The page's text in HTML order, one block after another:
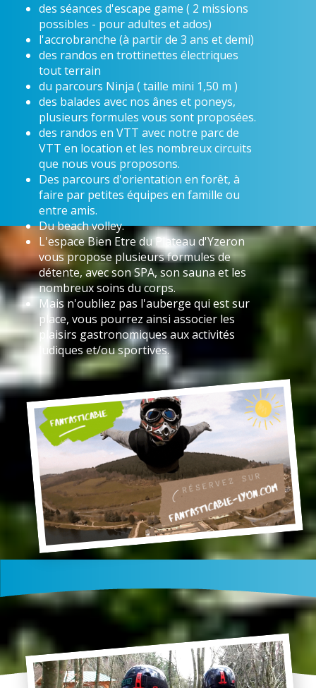
des séances d'escape game ( 2 missions
possibles - pour adultes et ados)
l'accrobranche (à partir de 3 ans et demi)
des randos en trottinettes électriques
tout terrain
du parcours Ninja ( taille mini 1,50 m )
des balades avec nos ânes et poneys,
plusieurs formules vous sont proposées.
des randos en VTT avec notre parc de
VTT en location et les nombreux circuits
que nous vous proposons.
Des parcours d'orientation en forêt, à
faire par petites équipes en famille ou
entre amis.
Du beach volley.
L'espace Bien Etre du Plateau d'Yzeron
vous propose plusieurs formules de
détente, avec son SPA, son sauna et les
nombreux soins du corps.
Mais n'oubliez pas l'auberge qui est sur
place, vous pourrez ainsi associer les
plaisirs gastronomiques aux activités
ludiques et/ou sportives.